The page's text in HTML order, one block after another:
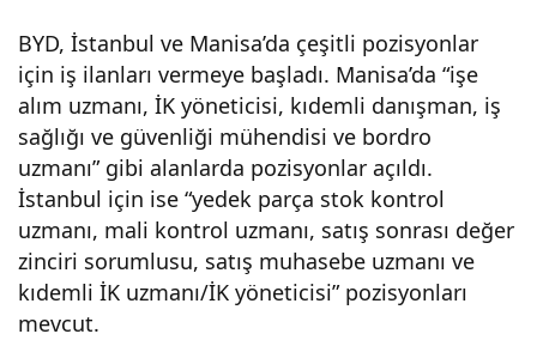
BYD, İstanbul ve Manisa’da çeşitli pozisyonlar
için iş ilanları vermeye başladı. Manisa’da “işe
alım uzmanı, İK yöneticisi, kıdemli danışman, iş
sağlığı ve güvenliği mühendisi ve bordro
uzmanı” gibi alanlarda pozisyonlar açıldı.
İstanbul için ise “yedek parça stok kontrol
uzmanı, mali kontrol uzmanı, satış sonrası değer
zinciri sorumlusu, satış muhasebe uzmanı ve
kıdemli İK uzmanı/İK yöneticisi” pozisyonları
mevcut.